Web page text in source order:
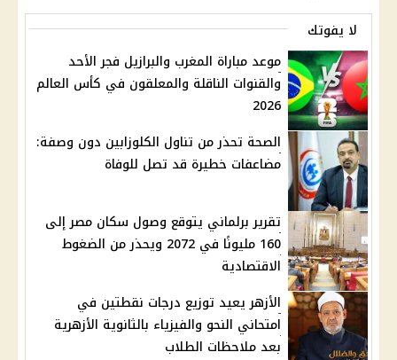
لا يفوتك
موعد مباراة المغرب والبرازيل فجر الأحد
والقنوات الناقلة والمعلقون في كأس العالم
2026
الصحة تحذر من تناول الكلوزابين دون وصفة:
مضاعفات خطيرة قد تصل للوفاة
تقرير برلماني يتوقع وصول سكان مصر إلى
160 مليونًا في 2072 ويحذر من الضغوط
الاقتصادية
الأزهر يعيد توزيع درجات نقطتين في
امتحاني النحو والفيزياء بالثانوية الأزهرية
بعد ملاحظات الطلاب